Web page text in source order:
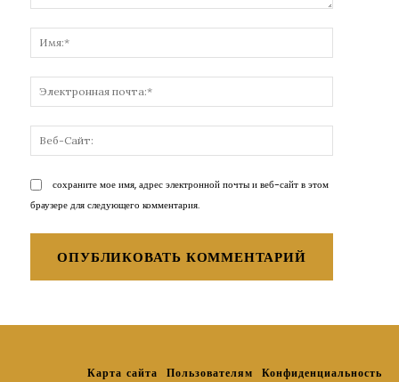
почта:*
Сайт:
сохраните мое имя, адрес электронной почты и веб-сайт в этом
браузере для следующего комментария.
Карта сайта Пользователям Конфиденциальность